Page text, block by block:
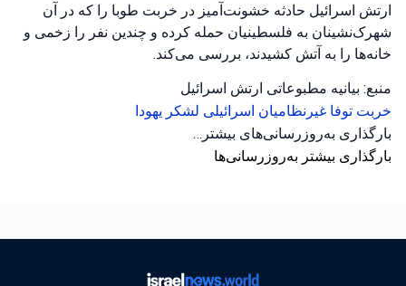
ارتش اسرائیل حادثه خشونت‌آمیز در خربت طوبا را که در آن
شهرک‌نشینان به فلسطینیان حمله کرده و چندین نفر را زخمی و
خانه‌ها را به آتش کشیدند، بررسی می‌کند.
منبع: بیانیه مطبوعاتی ارتش اسرائیل
خربت توفا غیرنظامیان اسرائیلی لشکر یهودا
بارگذاری به‌روزرسانی‌های بیشتر…
بارگذاری بیشتر به‌روزرسانی‌ها